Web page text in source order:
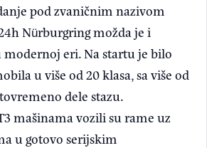
pod zvaničnim nazivom
Nürburgring možda je i
eri. Na startu je bilo
u više od 20 klasa, sa više od
dele stazu.
mašinama vozili su rame uz
u gotovo serijskim